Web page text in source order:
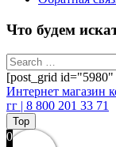
Что будем
[post_grid id="5980"
Интернет магазин
гг | 8 800 201 33 71
Top
0